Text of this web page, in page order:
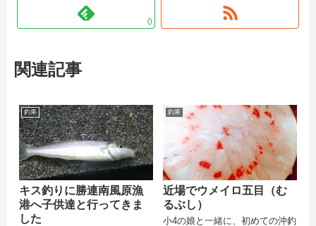
0
関連記事
釣果
キス釣りに勝連南風原漁
港へ子供達と行ってきま
した
釣果
近場でウメイロ五目（む
るぶし）
小4の娘と一緒に、初めての沖釣